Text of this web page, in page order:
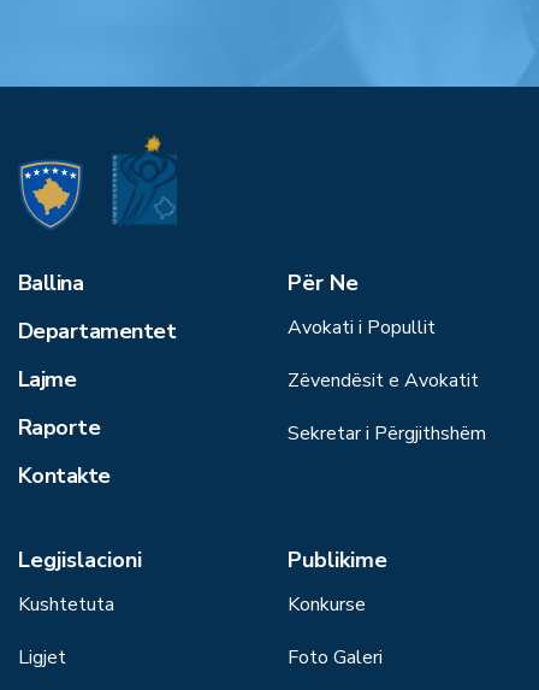
Ballina
Departamentet
Lajme
Raporte
Kontakte
Për Ne
Avokati i Popullit
Zëvendësit e Avokatit
Sekretar i Përgjithshëm
Legjislacioni
Kushtetuta
Ligjet
Publikime
Konkurse
Foto Galeri